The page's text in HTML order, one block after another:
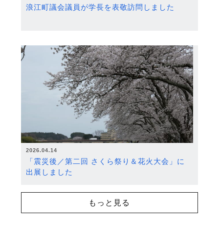
浪江町議会議員が学長を表敬訪問しました
2026.04.14
「震災後／第二回 さくら祭り＆花火大会」に
出展しました
もっと見る